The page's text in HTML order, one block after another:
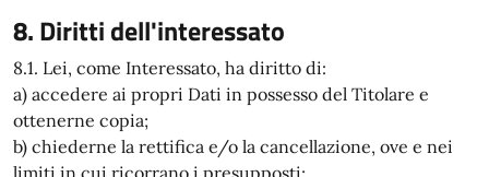
8. Diritti dell'interessato
8.1. Lei, come Interessato, ha diritto di:
a) accedere ai propri Dati in possesso del Titolare e
ottenerne copia;
b) chiederne la rettifica e/o la cancellazione, ove e nei
limiti in cui ricorrano i presupposti;